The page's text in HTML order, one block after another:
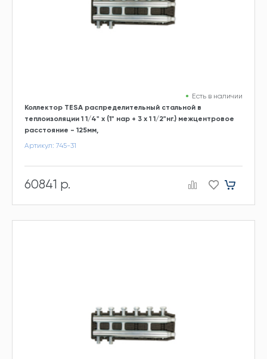
Есть в наличии
Коллектор TESA распределительный стальной в
теплоизоляции 1 1/4" х (1" нар + 3 х 1 1/2"нг.) межцентровое
расстояние - 125мм,
Артикул: 745-31
60841 р.